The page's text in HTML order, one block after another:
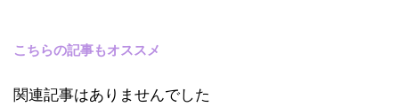
こちらの記事もオススメ
関連記事はありませんでした